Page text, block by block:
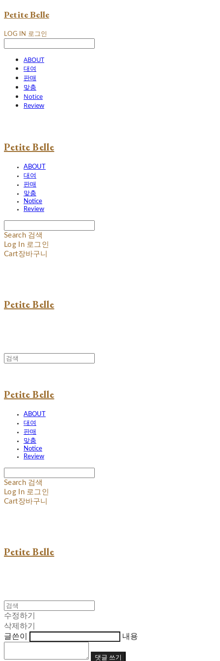
Petite Belle
LOG IN 로그인
ABOUT
대여
판매
맞춤
Notice
Review
Petite Belle
ABOUT
대여
판매
맞춤
Notice
Review
Search 검색
Log In 로그인
Cart장바구니
Petite Belle
Petite Belle
ABOUT
대여
판매
맞춤
Notice
Review
Search 검색
Log In 로그인
Cart장바구니
Petite Belle
수정하기
삭제하기
글쓴이
내용
댓글 쓰기